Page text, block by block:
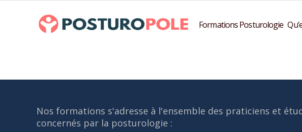
Formations Posturologie
Nos formations s'adresse à l'ensemble des praticiens et
concernés par la posturologie :